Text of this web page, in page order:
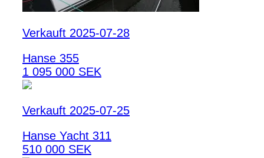
Verkauft 2025-07-28
Hanse 355
1 095 000 SEK
Verkauft 2025-07-25
Hanse Yacht 311
510 000 SEK